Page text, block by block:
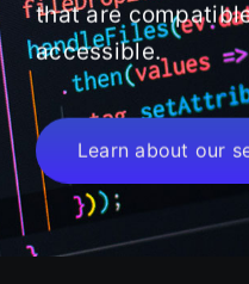
that are
accessible.
Learn about our